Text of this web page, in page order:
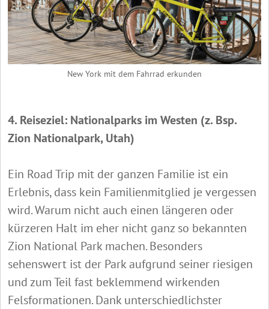
New York mit dem Fahrrad erkunden
4. Reiseziel: Nationalparks im Westen (z. Bsp.
Zion Nationalpark, Utah)
Ein Road Trip mit der ganzen Familie ist ein
Erlebnis, dass kein Familienmitglied je vergessen
wird. Warum nicht auch einen längeren oder
kürzeren Halt im eher nicht ganz so bekannten
Zion National Park machen. Besonders
sehenswert ist der Park aufgrund seiner riesigen
und zum Teil fast beklemmend wirkenden
Felsformationen. Dank unterschiedlichster